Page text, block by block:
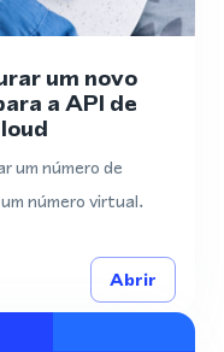
um novo
a API de
um número de
número virtual.
Abrir